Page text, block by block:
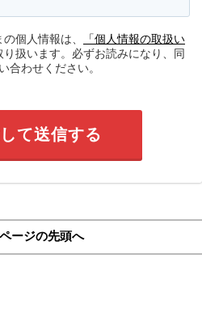
個人情報は、
「個人情報の取扱い
り扱います。必ずお読みになり、同
合わせください。
て送信する
ージの先頭へ